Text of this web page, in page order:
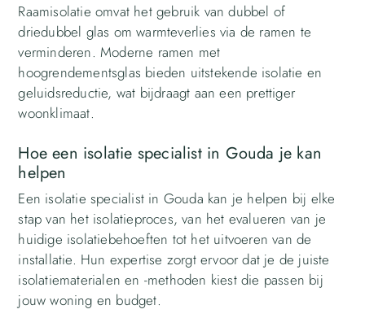
Raamisolatie omvat het gebruik van dubbel of
driedubbel glas om warmteverlies via de ramen te
verminderen. Moderne ramen met
hoogrendementsglas bieden uitstekende isolatie en
geluidsreductie, wat bijdraagt aan een prettiger
woonklimaat.
Hoe een isolatie specialist in Gouda je kan
helpen
Een isolatie specialist in Gouda kan je helpen bij elke
stap van het isolatieproces, van het evalueren van je
huidige isolatiebehoeften tot het uitvoeren van de
installatie. Hun expertise zorgt ervoor dat je de juiste
isolatiematerialen en -methoden kiest die passen bij
jouw woning en budget.